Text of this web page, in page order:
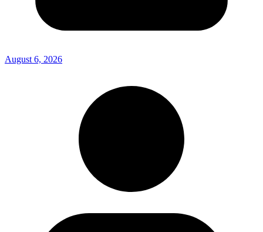
August 6, 2026